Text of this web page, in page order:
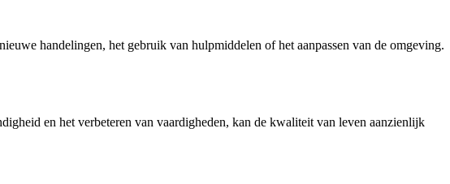
handelingen, het gebruik van hulpmiddelen of het aanpassen van de omgeving.
en het verbeteren van vaardigheden, kan de kwaliteit van leven aanzienlijk